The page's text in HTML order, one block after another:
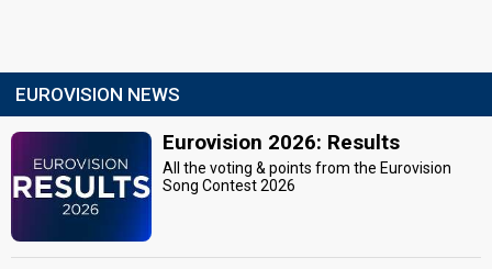
EUROVISION NEWS
Eurovision 2026: Results
All the voting & points from the Eurovision
Song Contest 2026